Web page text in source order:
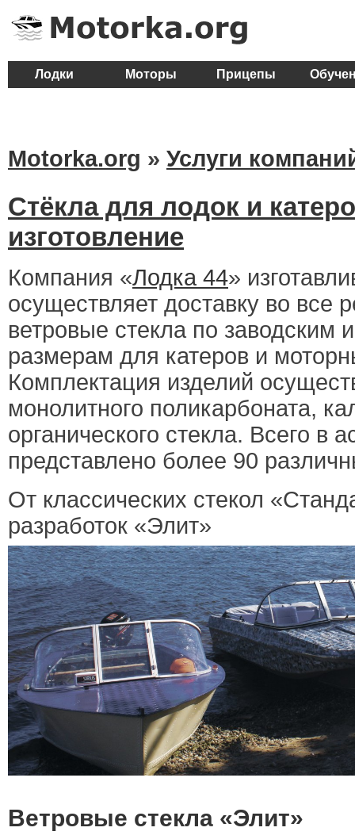
Лодки Моторы Прицепы
Motorka.org » Услуги
Стёкла для лодок и
изготовление
Компания «Лодка 44»
осуществляет доставку во все
ветровые стекла по заводским
размерам для катеров и
Комплектация изделий
монолитного поликарбоната,
органического стекла. Всего в
представлено более 90
От классических стекол
разработок «Элит»
Ветровые стекла «Элит»